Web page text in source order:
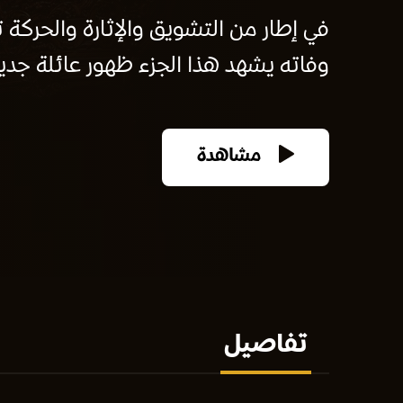
في إطار من التشويق والإثارة
وفاته يشهد هذا الجزء ظهور عائلة
مشاهدة
تفاصيل